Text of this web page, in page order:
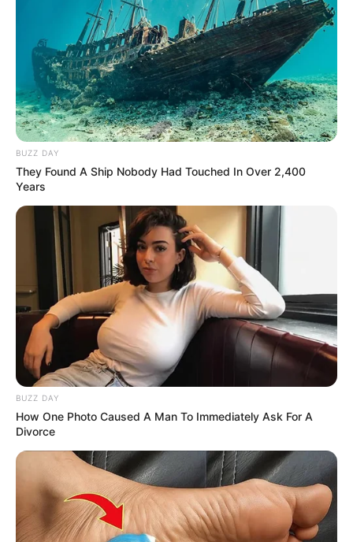
BUZZ DAY
They Found A Ship Nobody Had Touched In Over 2,400
Years
BUZZ DAY
How One Photo Caused A Man To Immediately Ask For A
Divorce